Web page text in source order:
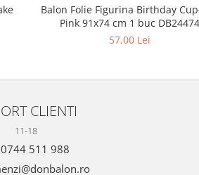
Balon Folie Figurina Birthday
Pink 91x74 cm 1 buc DB24474
57,00 Lei
CLIENTI
11-18
0744 511 988